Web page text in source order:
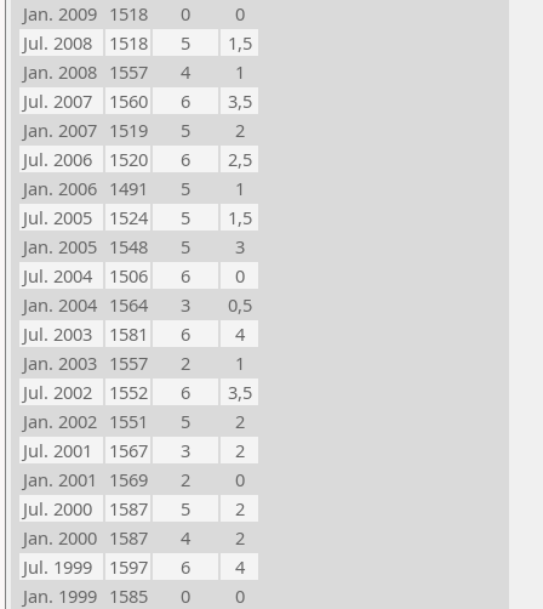
Jan. 2009 1518 0
0
Jul. 2008
1518 5
1,5
Jan. 2008 1557 4
1
Jul. 2007
1560 6
3,5
Jan. 2007 1519 5
2
Jul. 2006
1520 6
2,5
Jan. 2006 1491 5
1
Jul. 2005
1524 5
1,5
Jan. 2005 1548 5
3
Jul. 2004
1506 6
0
Jan. 2004 1564 3
0,5
Jul. 2003
1581 6
4
Jan. 2003 1557 2
1
Jul. 2002
1552 6
3,5
Jan. 2002 1551 5
2
Jul. 2001
1567 3
2
Jan. 2001
1569 2
0
Jul. 2000
1587 5
2
Jan. 2000 1587 4
2
Jul. 1999
1597 6
4
Jan. 1999 1585 0
0